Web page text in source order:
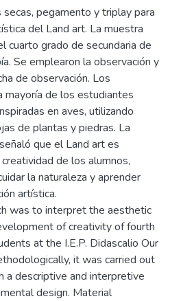
secas, pegamento y triplay para
del Land art. La muestra
cuarto grado de secundaria de
Se emplearon la observación y
de observación. Los
de los estudiantes
en aves, utilizando
de plantas y piedras. La
que el Land art es
de los alumnos,
la naturaleza y aprender
artística.
was to interpret the aesthetic
of creativity of fourth
at the I.E.P. Didascalio Our
it was carried out
a descriptive and interpretive
design. Material